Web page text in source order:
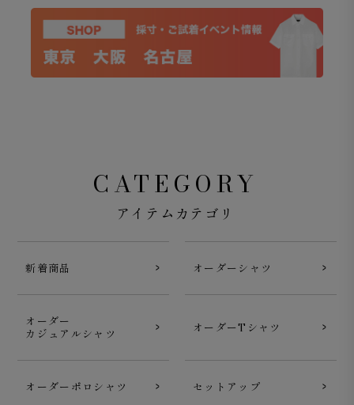
Surf Slacks ライトウェイト ドライタッチポリエステル
2WAYストレッチ カーキ
らも足元までスマートにまとまり涼しさと上品さを両立し
CATEGORY
アイテムカテゴリ
新着商品 オーダーシャツ
オーダー
カジュアルシャツ
オーダーTシャツ
オーダーポロシャツ セットアップ